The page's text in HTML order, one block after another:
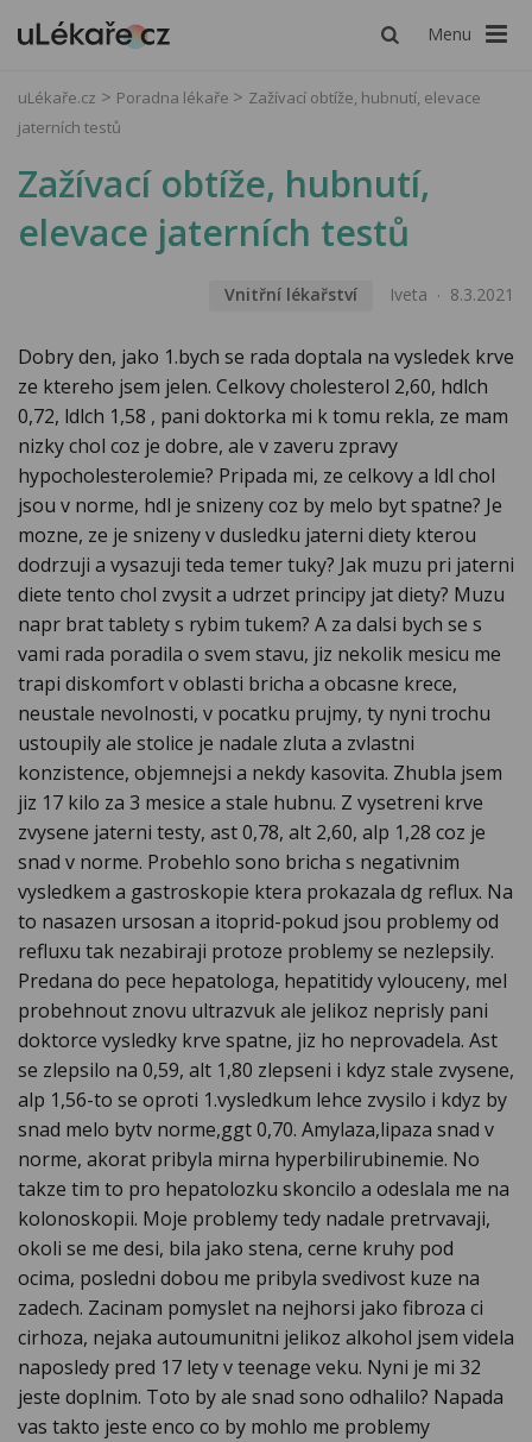
Menu
uLékaře.cz Poradna lékaře
Zažívací obtíže, hubnutí, elevace
jaterních testů
Zažívací obtíže, hubnutí,
elevace jaterních testů
Vnitřní lékařství Iveta 8.3.2021
Dobry den, jako 1.bych se rada doptala na vysledek krve
ze ktereho jsem jelen. Celkovy cholesterol 2,60, hdlch
0,72, ldlch 1,58 , pani doktorka mi k tomu rekla, ze mam
nizky chol coz je dobre, ale v zaveru zpravy
hypocholesterolemie? Pripada mi, ze celkovy a ldl chol
jsou v norme, hdl je snizeny coz by melo byt spatne? Je
mozne, ze je snizeny v dusledku jaterni diety kterou
dodrzuji a vysazuji teda temer tuky? Jak muzu pri jaterni
diete tento chol zvysit a udrzet principy jat diety? Muzu
napr brat tablety s rybim tukem? A za dalsi bych se s
vami rada poradila o svem stavu, jiz nekolik mesicu me
trapi diskomfort v oblasti bricha a obcasne krece,
neustale nevolnosti, v pocatku prujmy, ty nyni trochu
ustoupily ale stolice je nadale zluta a zvlastni
konzistence, objemnejsi a nekdy kasovita. Zhubla jsem
jiz 17 kilo za 3 mesice a stale hubnu. Z vysetreni krve
zvysene jaterni testy, ast 0,78, alt 2,60, alp 1,28 coz je
snad v norme. Probehlo sono bricha s negativnim
vysledkem a gastroskopie ktera prokazala dg reflux. Na
to nasazen ursosan a itoprid-pokud jsou problemy od
refluxu tak nezabiraji protoze problemy se nezlepsily.
Predana do pece hepatologa, hepatitidy vylouceny, mel
probehnout znovu ultrazvuk ale jelikoz neprisly pani
doktorce vysledky krve spatne, jiz ho neprovadela. Ast
se zlepsilo na 0,59, alt 1,80 zlepseni i kdyz stale zvysene,
alp 1,56-to se oproti 1.vysledkum lehce zvysilo i kdyz by
snad melo bytv norme,ggt 0,70. Amylaza,lipaza snad v
norme, akorat pribyla mirna hyperbilirubinemie. No
takze tim to pro hepatolozku skoncilo a odeslala me na
kolonoskopii. Moje problemy tedy nadale pretrvavaji,
okoli se me desi, bila jako stena, cerne kruhy pod
ocima, posledni dobou me pribyla svedivost kuze na
zadech. Zacinam pomyslet na nejhorsi jako fibroza ci
cirhoza, nejaka autoumunitni jelikoz alkohol jsem videla
naposledy pred 17 lety v teenage veku. Nyni je mi 32
jeste doplnim. Toto by ale snad sono odhalilo? Napada
vas takto jeste enco co by mohlo me problemy